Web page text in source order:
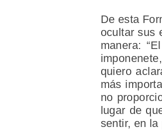
De esta
ocultar sus
manera:
quiero
más
no
lugar de
sentir, en la